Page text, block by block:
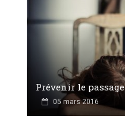
Prévenir le
05 mars 2016